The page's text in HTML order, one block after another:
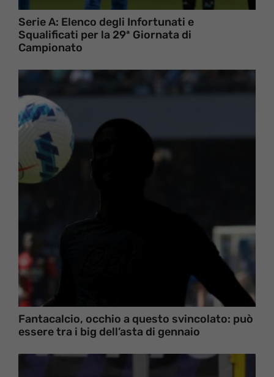
Serie A: Elenco degli Infortunati e
Squalificati per la 29ª Giornata di
Campionato
Fantacalcio, occhio a questo svincolato: può
essere tra i big dell’asta di gennaio